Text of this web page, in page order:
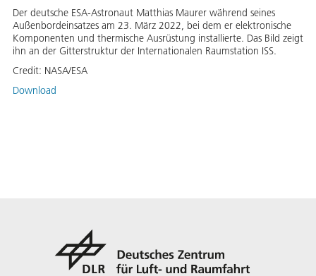
Der deutsche ESA-Astronaut Matthias Maurer während seines
Außenbordeinsatzes am 23. März 2022, bei dem er elektronische
Komponenten und thermische Ausrüstung installierte. Das Bild zeigt
ihn an der Gitterstruktur der Internationalen Raumstation ISS.
Credit: NASA/ESA
Download